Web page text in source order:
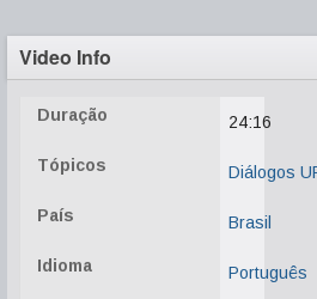
Video Info
Duração 24:16
Tópicos Diálogos
País Brasil
Idioma Português